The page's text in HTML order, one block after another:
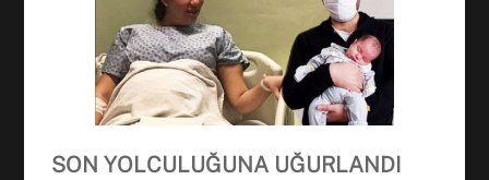
SON YOLCULUĞUNA UĞURLANDI